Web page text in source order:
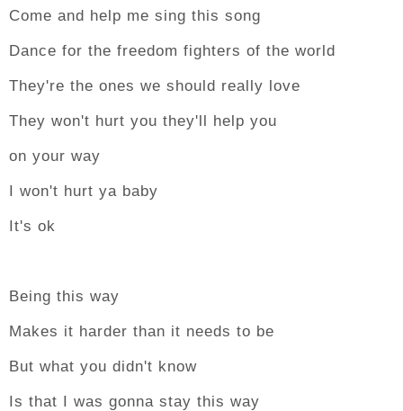
Come and help me sing this song
Dance for the freedom fighters of the world
They're the ones we should really love
They won't hurt you they'll help you
on your way
I won't hurt ya baby
It's ok
Being this way
Makes it harder than it needs to be
But what you didn't know
Is that I was gonna stay this way